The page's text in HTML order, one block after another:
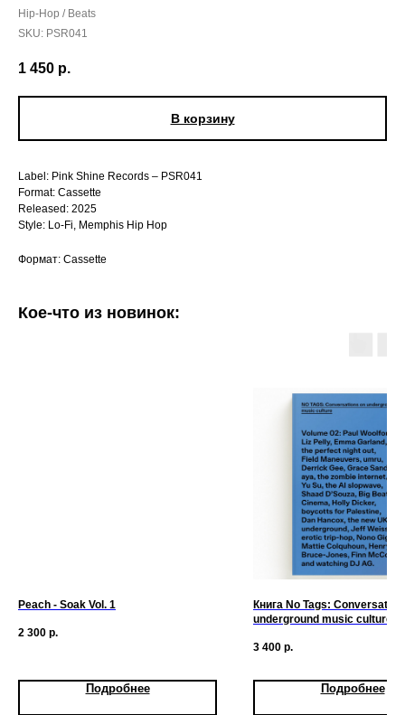
Hip-Hop / Beats
SKU: PSR041
1 450 р.
В корзину
Label: Pink Shine Records – PSR041
Format: Cassette
Released: 2025
Style: Lo-Fi, Memphis Hip Hop
Формат: Cassette
Кое-что из новинок:
Peach - Soak Vol. 1
2 300 р.
Подробнее
Книга No Tags:
underground music culture,
3 400 р.
Подробнее